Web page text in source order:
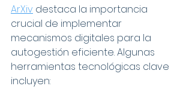
ArXiv destaca la importancia
crucial de implementar
mecanismos digitales para la
autogestión eficiente. Algunas
herramientas tecnológicas clave
incluyen: